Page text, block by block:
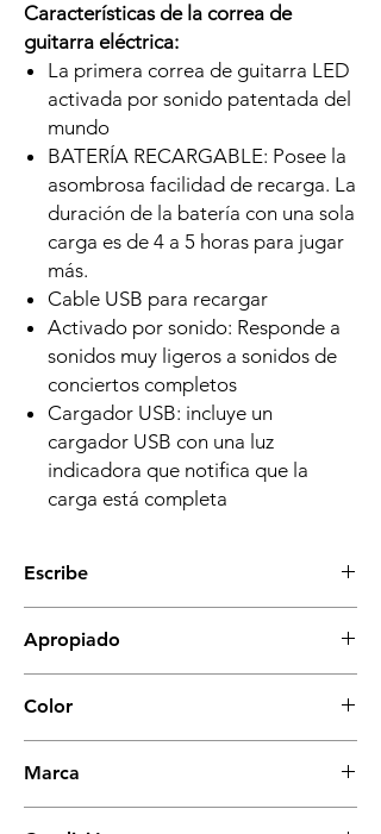
Características de la correa de
guitarra eléctrica:
La primera correa de guitarra LED
activada por sonido patentada del
mundo
BATERÍA RECARGABLE: Posee la
asombrosa facilidad de recarga. La
duración de la batería con una sola
carga es de 4 a 5 horas para jugar
más.
Cable USB para recargar
Activado por sonido: Responde a
sonidos muy ligeros a sonidos de
conciertos completos
Cargador USB: incluye un
cargador USB con una luz
indicadora que notifica que la
carga está completa
Escribe
Apropiado
Color
Marca